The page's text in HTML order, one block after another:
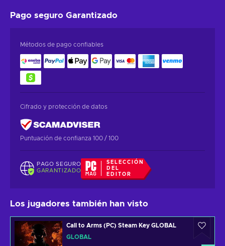
Pago seguro Garantizado
Métodos de pago confiables
Cifrado y protección de datos
Puntuación de confianza 100 / 100
PAGO SEGURO
GARANTIZADO
SELECCIÓN
DEL
EDITOR
Los jugadores también han visto
Call to Arms (PC) Steam Key GLOBAL
GLOBAL